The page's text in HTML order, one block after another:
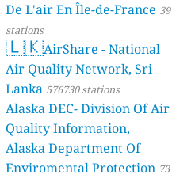
De L'air En Île-de-France 39
stations
🇱🇰AirShare - National
Air Quality Network, Sri
Lanka 576730 stations
Alaska DEC- Division Of Air
Quality Information,
Alaska Department Of
Enviromental Protection 73